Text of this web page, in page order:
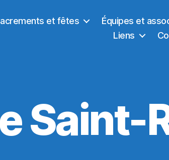
et fêtes Équipes et
Liens
Saint-